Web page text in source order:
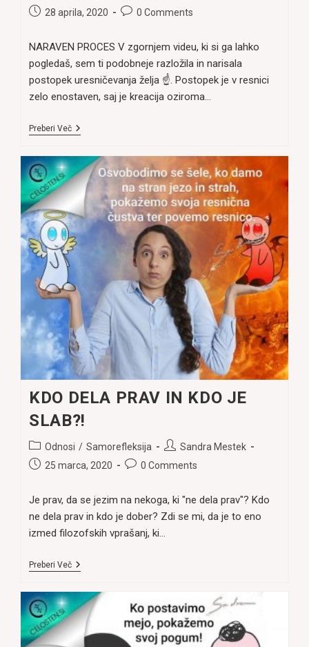
category:
author:
Post28 aprila, 2020
Post0 Comments
NARAVEN PROCES V zgornjem videu, ki si ga lahko
pogledaš, sem ti podobneje razložila in narisala
postopek uresničevanja želja ☝. Postopek je v resnici
zelo enostaven, saj je kreacija oziroma…
Preberi VečPostopek,
Svoje
ŽELJE
–
Video.
KDO DELA PRAV IN KDO JE
SLAB?!
Post
category:
Odnosi / Samorefleksija
Post
author:
Sandra Mestek
Post25 marca, 2020
Post0 Comments
Je prav, da se jezim na nekoga, ki "ne dela prav"? Kdo
ne dela prav in kdo je dober? Zdi se mi, da je to eno
izmed filozofskih vprašanj, ki…
Preberi VečKDO
IN
KDO
JE
SLAB?!